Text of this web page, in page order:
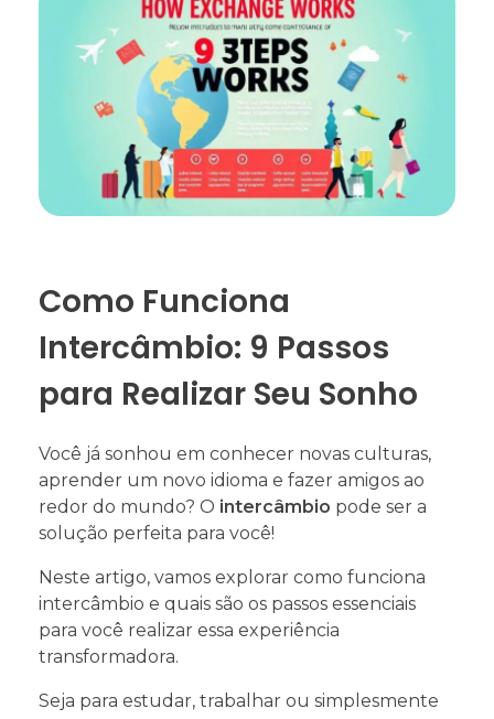
Como Funciona
Intercâmbio: 9 Passos
para Realizar Seu Sonho
Você já sonhou em conhecer novas culturas,
aprender um novo idioma e fazer amigos ao
redor do mundo? O intercâmbio pode ser a
solução perfeita para você!
Neste artigo, vamos explorar como funciona
intercâmbio e quais são os passos essenciais
para você realizar essa experiência
transformadora.
Seja para estudar, trabalhar ou simplesmente